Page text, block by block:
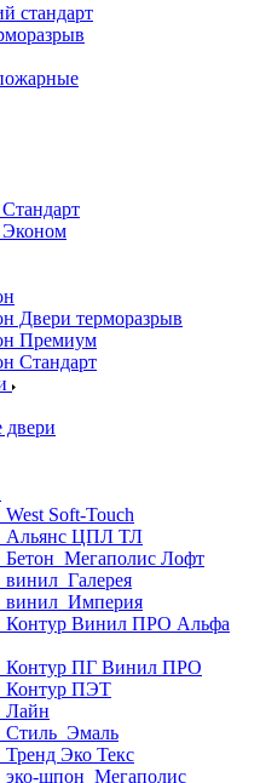
стандарт
Двери терморазрыв
Премиум
Стандарт
Soft-Touch
Альянс ЦПЛ ТЛ
Лофт
винил_Империя
Контур Винил ПРО Альфа
Контур ПГ Винил ПРО
Контур ПЭТ
Лайн
Эко Текс
шпон_Мегаполис